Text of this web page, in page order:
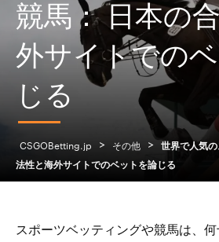
競馬： 日本の
外サイトでの
じる
CSGOBetting.jp > その他 >
世界で人気
法性と海外サイトでのベットを論じる
スポーツベッティングや競馬は、